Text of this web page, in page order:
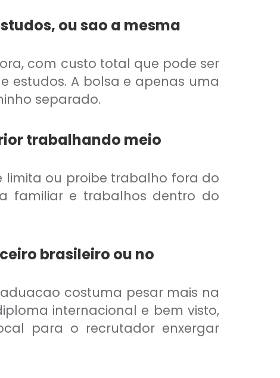
ou sao a mesma
com custo total que pode ser
estudos. A bolsa e apenas uma
separado.
trabalhando meio
limita ou proibe trabalho fora do
familiar e trabalhos dentro do
brasileiro ou no
costuma pesar mais na
internacional e bem visto,
para o recrutador enxergar